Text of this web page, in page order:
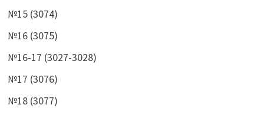
№15 (3074)
№16 (3075)
№16-17 (3027-3028)
№17 (3076)
№18 (3077)